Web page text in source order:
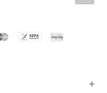
+